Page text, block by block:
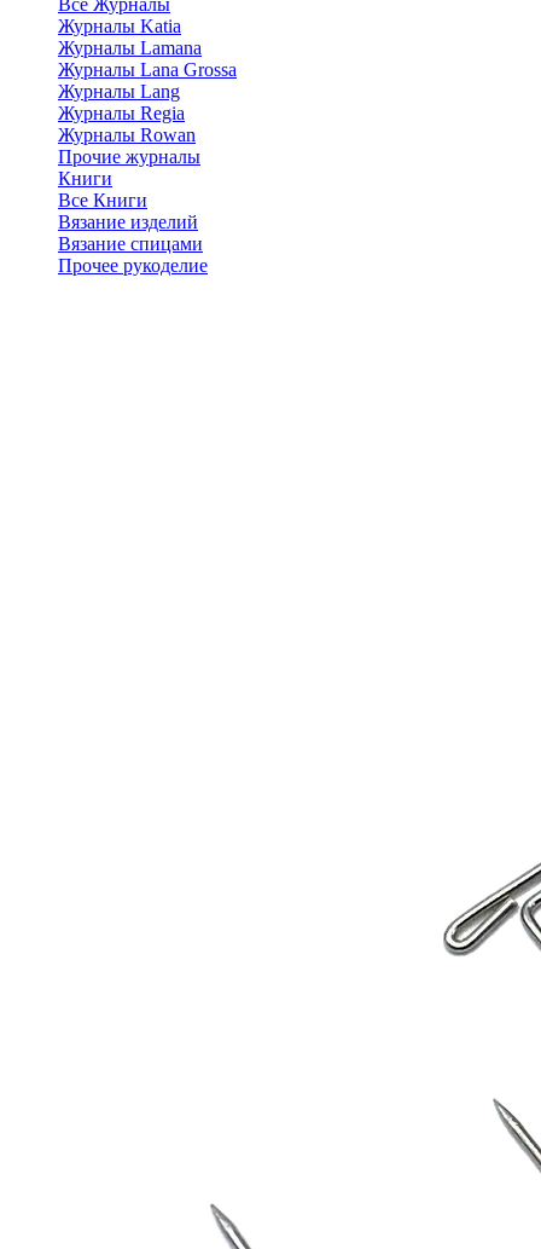
Журналы Katia
Журналы Lamana
Журналы Lana Grossa
Журналы Lang
Журналы Regia
Журналы Rowan
Прочие журналы
Книги
Все Книги
Вязание изделий
Вязание спицами
Прочее рукоделие